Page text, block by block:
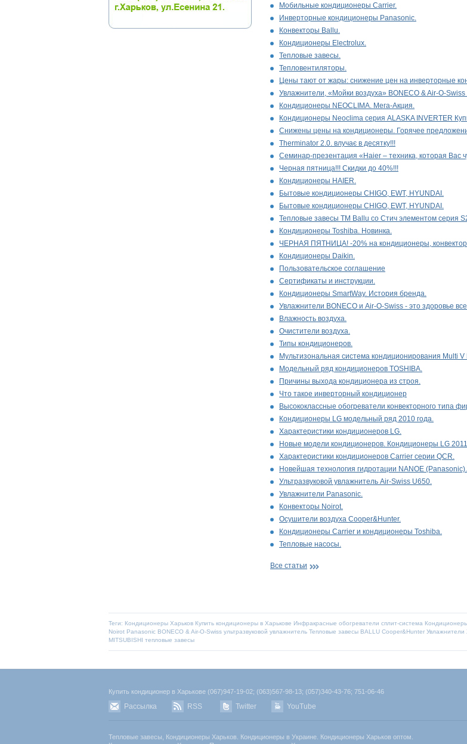
Мобильные кондиционеры Carrier.
Инверторные кондиционеры Panasonic.
Конвекторы Ballu.
Кондиционеры Electrolux.
Тепловые завесы.
Тепловентиляторы.
Цены тают от жары: снижение цен на инверторные
Увлажнители, «Мойки воздуха» BONECO & Air-O-Swiss
Кондиционеры NEOCLIMA. Мега-Акция.
Кондиционеры Neoclima серия ALASKA INVERTER
Снижены цены на кондиционеры. Горячее
Therminator 2.0. влучає в десятку!!!
Семинар-презентация «Haier – техника, которая Вас
Черная пятница!!! Скидки до 40%!!!
Кондиционеры HAIER.
Бытовые кондиционеры CHIGO, EWT, HYUNDAI.
Бытовые кондиционеры CHIGO, EWT, HYUNDAI.
Тепловые завесы ТМ Ballu со Стич элементом серия
Кондиционеры Toshiba. Новинка.
ЧЕРНАЯ ПЯТНИЦА! -20% на кондиционеры,
Кондиционеры Daikin.
Пользовательское соглашение
Сертификаты и инструкции.
Кондиционеры SmartWay. История бренда.
Увлажнители BONECO и Air-O-Swiss - это здоровье
Влажность воздуха.
Очистители воздуха.
Типы кондиционеров.
Мультизональная система кондиционирования Multi
Модельный ряд кондиционеров TOSHIBA.
Причины выхода кондиционера из строя.
Что такое инверторный кондиционер
Высококлассные обогреватели конвекторного типа
Кондиционеры LG модельный ряд 2010 года.
Характеристики кондиционеров LG.
Новые модели кондиционеров. Кондиционеры LG
Характеристики кондиционеров Carrier серии QCR.
Новейшая технология гидротации NANOE (Panasonic).
Ультразвуковой увлажнитель Air-Swiss U650.
Увлажнители Panasonic.
Конвекторы Noirot.
Осушители воздуха Cooper&Hunter.
Кондиционеры Carrier и кондиционеры Toshiba.
Тепловые насосы.
Все статьи
Теги: Кондиционеры Харьков Купить кондиционеры в Харькове Инфракрасные обогреватели сплит-система
Noirot Panasonic BONECO & Air-O-Swiss ультразвуковой увлажнитель Тепловые завесы BALLU Cooper&Hunter Увлажнители
MITSUBISHI тепловые завесы
Купить кондиционер в Харькове (067)947-19-02; (063)567-98-13; (057)340-43-76; 751-06-46
Рассылка RSS Twitter YouTube
Тепловые завесы, Кондиционеры Харьков. Кондиционеры в Украине. Кондиционеры Харьков оптом.